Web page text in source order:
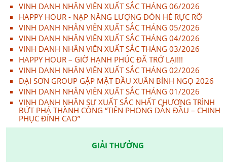
VINH DANH NHÂN VIÊN XUẤT SẮC THÁNG 06/2026
HAPPY HOUR - NẠP NĂNG LƯỢNG ĐÓN HÈ RỰC RỠ
VINH DANH NHÂN VIÊN XUẤT SẮC THÁNG 05/2026
VINH DANH NHÂN VIÊN XUẤT SẮC THÁNG 04/2026
VINH DANH NHÂN VIÊN XUẤT SẮC THÁNG 03/2026
HAPPY HOUR – GIỜ HẠNH PHÚC ĐÃ TRỞ LẠI!!!
VINH DANH NHÂN VIÊN XUẤT SẮC THÁNG 02/2026
ĐẠI SƠN GROUP GẶP MẶT ĐẦU XUÂN BÍNH NGỌ 2026
VINH DANH NHÂN VIÊN XUẤT SẮC THÁNG 01/2026
VINH DANH NHÂN SỰ XUẤT SẮC NHẤT CHƯƠNG TRÌNH
BỨT PHÁ THÀNH CÔNG “TIÊN PHONG DẪN ĐẦU – CHINH
PHỤC ĐỈNH CAO”
GIẢI THƯỞNG